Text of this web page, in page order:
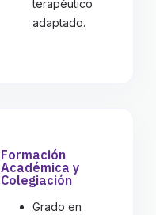
terapéutico
adaptado.
Formación
Académica y
Colegiación
Grado en